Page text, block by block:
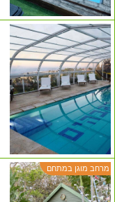
מרחב מוגן במתחם